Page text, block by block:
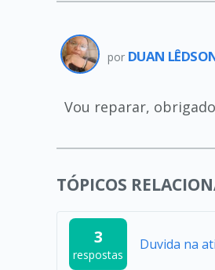
por DUAN
Vou reparar,
TÓPICOS
3
respostas
Duvida na